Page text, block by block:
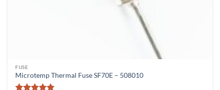
FUSE
Microtemp Thermal Fuse SF70E – 508010